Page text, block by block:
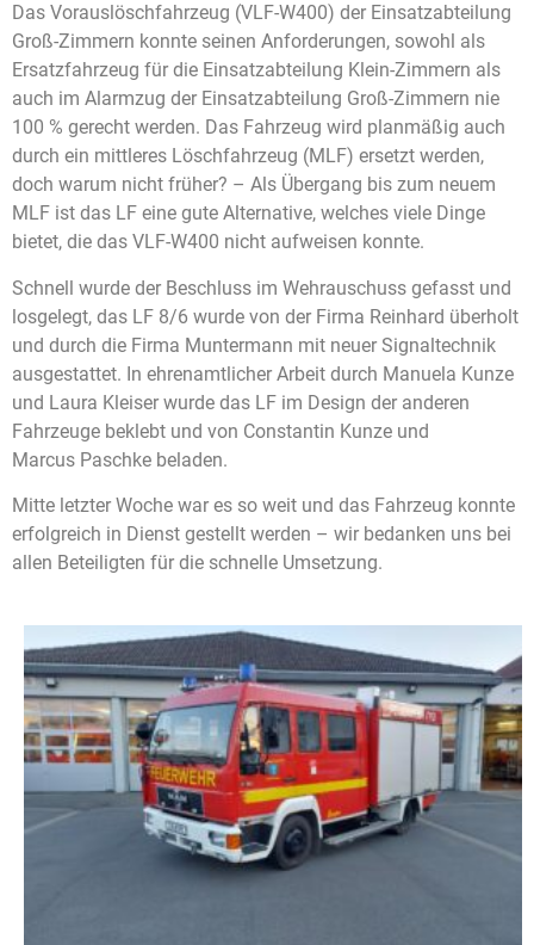
Das Vorauslöschfahrzeug (VLF-W400) der Einsatzabteilung
Groß-Zimmern konnte seinen Anforderungen, sowohl als
Ersatzfahrzeug für die Einsatzabteilung Klein-Zimmern als
auch im Alarmzug der Einsatzabteilung Groß-Zimmern nie
100 % gerecht werden. Das Fahrzeug wird planmäßig auch
durch ein mittleres Löschfahrzeug (MLF) ersetzt werden,
doch warum nicht früher? – Als Übergang bis zum neuem
MLF ist das LF eine gute Alternative, welches viele Dinge
bietet, die das VLF-W400 nicht aufweisen konnte.
Schnell wurde der Beschluss im Wehrauschuss gefasst und
losgelegt, das LF 8/6 wurde von der Firma Reinhard überholt
und durch die Firma Muntermann mit neuer Signaltechnik
ausgestattet. In ehrenamtlicher Arbeit durch Manuela Kunze
und Laura Kleiser wurde das LF im Design der anderen
Fahrzeuge beklebt und von Constantin Kunze und
Marcus Paschke beladen.
Mitte letzter Woche war es so weit und das Fahrzeug konnte
erfolgreich in Dienst gestellt werden – wir bedanken uns bei
allen Beteiligten für die schnelle Umsetzung.